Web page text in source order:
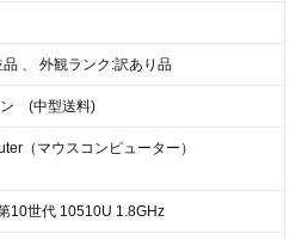
、 外観ランク:訳あり品
ン (中型送料)
（マウスコンピューター）
10世代 10510U 1.8GHz